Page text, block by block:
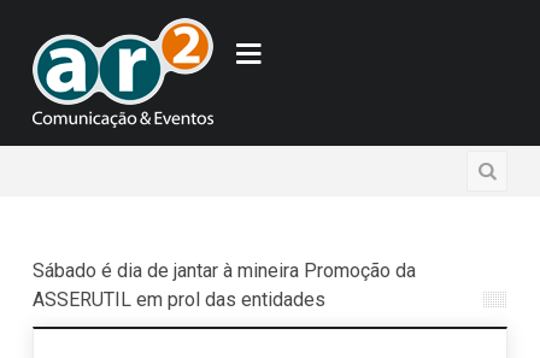
Sábado é dia de jantar à mineira Promoção da
ASSERUTIL em prol das entidades